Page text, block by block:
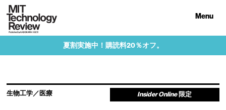
Menu
夏割実施中！購読料20％オフ。
生物工学／医療 Insider Online 限定